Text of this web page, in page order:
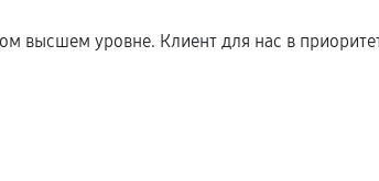
высшем уровне. Клиент для нас в